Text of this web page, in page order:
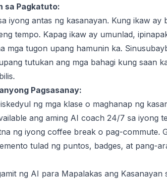
sa Pagkatuto:
iyong antas ng kasanayan. Kung ikaw ay
tempo. Kapag ikaw ay umunlad,
mga tugon upang hamunin ka.
tutukan ang mga bahagi kung saan
Pagsasanay:
ng mga klase o maghanap ng
ang aming AI coach 24/7 sa iyong
ng iyong coffee break o pag-commute.
tulad ng puntos, badges, at pang-
ng AI para Mapalakas ang Kasanayan